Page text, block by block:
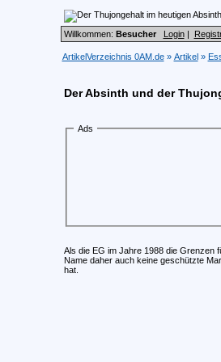
Willkommen: Besucher Login|
ArtikelVerzeichnis 0AM.de» Artikel»
Der Absinth und der
Ads
Als die EG im Jahre 1988 die Grenzen
Name daher auch keine geschützte
hat.